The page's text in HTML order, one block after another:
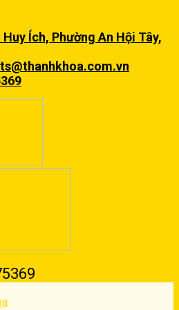
Ích, Phường An Hội Tây,